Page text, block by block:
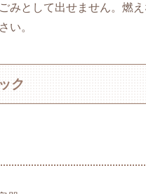
みとして出せません。燃え
い。
ク